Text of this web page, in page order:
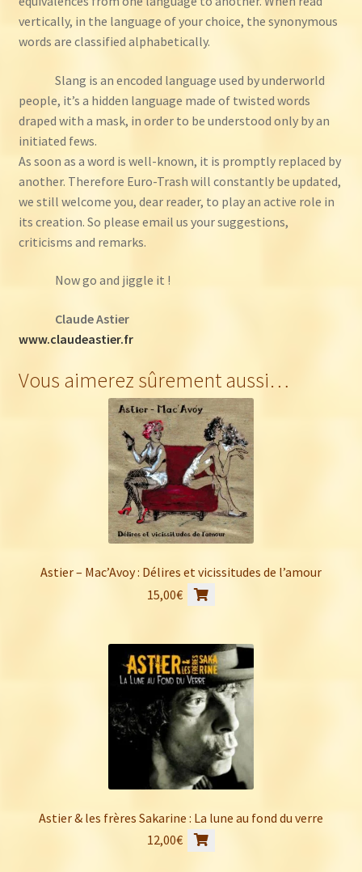
vertically, in the language of your choice, the synonymous
words are classified alphabetically.
Slang is an encoded language used by underworld
people, it’s a hidden language made of twisted words
draped with a mask, in order to be understood only by an
initiated fews.
As soon as a word is well-known, it is promptly replaced by
another. Therefore Euro-Trash will constantly be updated,
we still welcome you, dear reader, to play an active role in
its creation. So please email us your suggestions,
criticisms and remarks.
Now go and jiggle it !
Claude Astier
www.claudeastier.fr
Vous aimerez sûrement aussi…
Astier – Mac’Avoy : Délires et vicissitudes de l’amour
15,00€
Astier & les frères Sakarine : La lune au fond du verre
12,00€